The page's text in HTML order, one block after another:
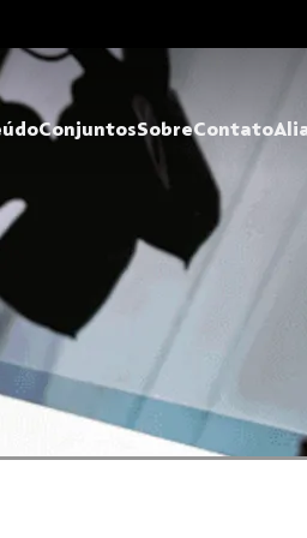
ConjuntosSobreContato